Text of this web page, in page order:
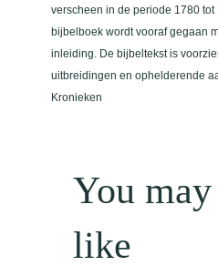
verscheen in de periode 1780
bijbelboek wordt vooraf gegaan
inleiding. De bijbeltekst is
uitbreidingen en ophelderende
Kronieken
You
like